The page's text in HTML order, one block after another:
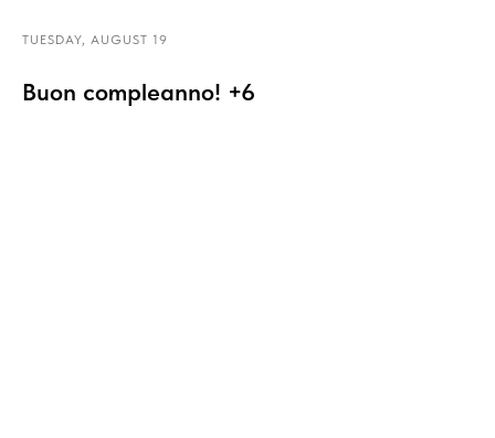
TUESDAY, AUGUST 19
Buon compleanno! +6